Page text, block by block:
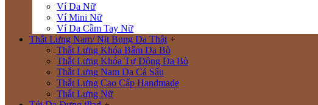
Ví Da Nữ
Ví Mini Nữ
Ví Da Cầm Tay Nữ
Thắt Lưng Nam/ Nịt Bụng Da Thật +
Thắt Lưng Khóa Bấm Da Bò
Thắt Lưng Khóa Tự Động Da Bò
Thắt Lưng Nam Da Cá Sấu
Thắt Lưng Cao Cấp Handmade
Thắt Lưng Nữ